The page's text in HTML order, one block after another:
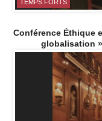
TEMPS FORTS
Conférence Éthique
globalisation